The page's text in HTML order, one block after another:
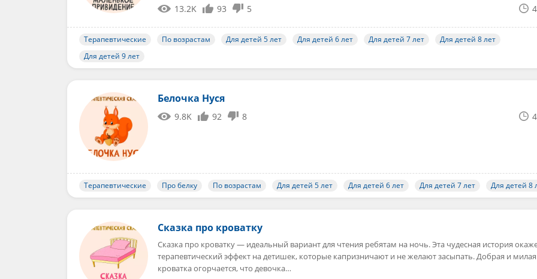
13.2K 93 5
Терапевтические По возрастам Для детей 5 лет Для детей 6 лет Для детей 7 лет
Для детей 8 лет
Для детей 9 лет
Белочка Нуся
9.8K 92 8
Терапевтические Про белку По возрастам Для детей 5 лет Для детей 6 лет Для детей 7 лет Для детей 8
Сказка про кроватку
Сказка про кроватку — идеальный вариант для чтения ребятам на ночь. Эта чудесная история
терапевтический эффект на детишек, которые капризничают и не желают засыпать. Добрая и милая
кроватка огорчается, что девочка…